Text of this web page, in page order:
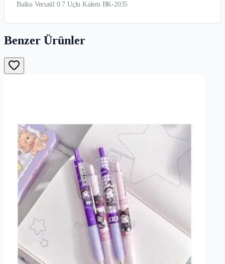
Baiku Versatil 0.7 Uçlu Kalem BK-2035
Benzer Ürünler